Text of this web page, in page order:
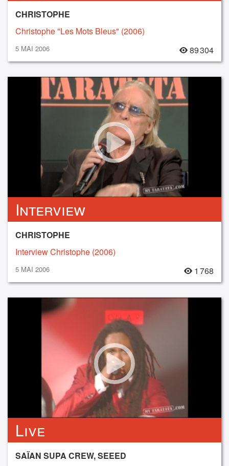
CHRISTOPHE
Christophe "Les Mots Bleus" (2006)
5 MAI 2006 89 304
Interview
CHRISTOPHE
Interview Christophe (2006)
5 MAI 2006 1 768
Live
SAÏAN SUPA CREW, SEEED